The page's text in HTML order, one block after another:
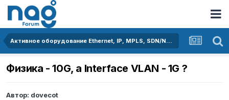
Активное оборудование Ethernet, IP, MPLS, SDN/NFV...
Физика - 10G, а Interface VLAN - 1G ?
Автор: dovecot